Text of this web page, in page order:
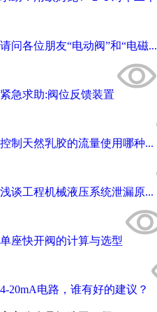
请问各位朋友“电动阀”和“电磁...
紧急求助:阀位反馈装置
控制天然乳胶的流量使用哪种...
浅谈工程机械液压系统泄漏原...
单座快开阀的计算与选型
4-20mA电路，谁有好的建议？